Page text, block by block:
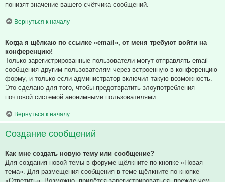
понизят значение вашего счётчика сообщений.
Вернуться к началу
Когда я щёлкаю по ссылке «email», от меня требуют войти на
конференцию!
Только зарегистрированные пользователи могут отправлять email-
сообщения другим пользователям через встроенную в конференцию
форму, и только если администратор включил такую возможность.
Это сделано для того, чтобы предотвратить злоупотребления
почтовой системой анонимными пользователями.
Вернуться к началу
Создание сообщений
Как мне создать новую тему или сообщение?
Для создания новой темы в форуме щёлкните по кнопке «Новая
тема». Для размещения сообщения в теме щёлкните по кнопке